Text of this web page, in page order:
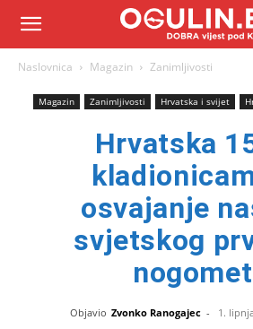
Naslovnica Magazin Zanimljivosti
Magazin Zanimljivosti Hrvatska i svijet
Hrvatska
osvajanje
svjetskog
Objavio Zvonko Ranogajec - 1.